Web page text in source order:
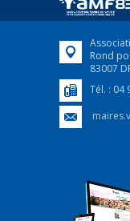
Rond
83007
Tél. : 04